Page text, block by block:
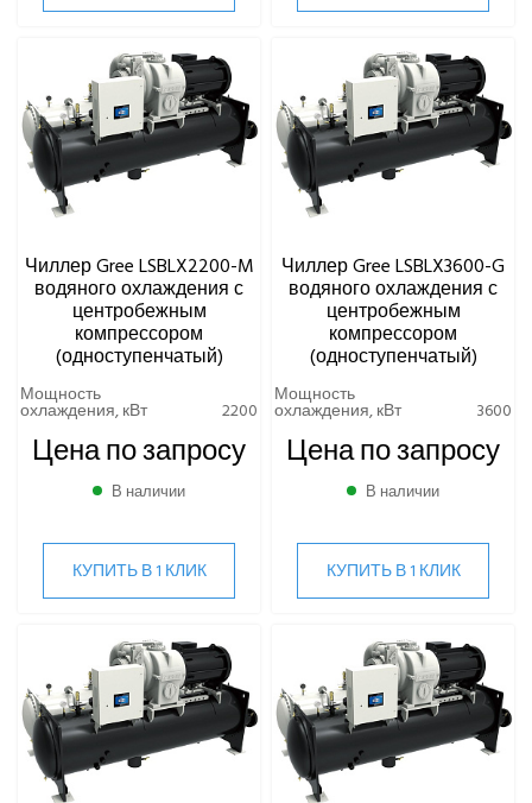
Чиллер Gree LSBLX2200-M
водяного охлаждения с
центробежным
компрессором
(одноступенчатый)
Мощность
охлаждения, кВт 2200
Цена по запросу
В наличии
КУПИТЬ В 1 КЛИК
Чиллер Gree LSBLX3600-G
водяного охлаждения с
центробежным
компрессором
(одноступенчатый)
Мощность
охлаждения, кВт 3600
Цена по запросу
В наличии
КУПИТЬ В 1 КЛИК